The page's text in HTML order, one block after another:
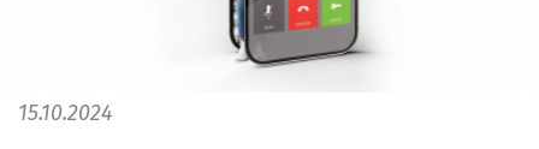
15.10.2024